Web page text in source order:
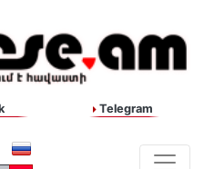
Telegram